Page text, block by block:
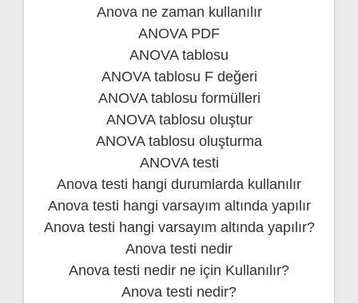
Anova ne zaman kullanılır
ANOVA PDF
ANOVA tablosu
ANOVA tablosu F değeri
ANOVA tablosu formülleri
ANOVA tablosu oluştur
ANOVA tablosu oluşturma
ANOVA testi
Anova testi hangi durumlarda kullanılır
Anova testi hangi varsayım altında yapılır
Anova testi hangi varsayım altında yapılır?
Anova testi nedir
Anova testi nedir ne için Kullanılır?
Anova testi nedir?